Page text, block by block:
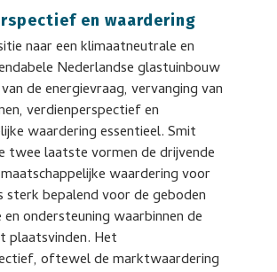
en waardering
naar een klimaatneutrale en
Nederlandse glastuinbouw
de energievraag, vervanging van
verdienperspectief en
waardering essentieel. Smit
twee laatste vormen de drijvende
waardering voor
sterk bepalend voor de geboden
ondersteuning waarbinnen de
plaatsvinden. Het
oftewel de marktwaardering